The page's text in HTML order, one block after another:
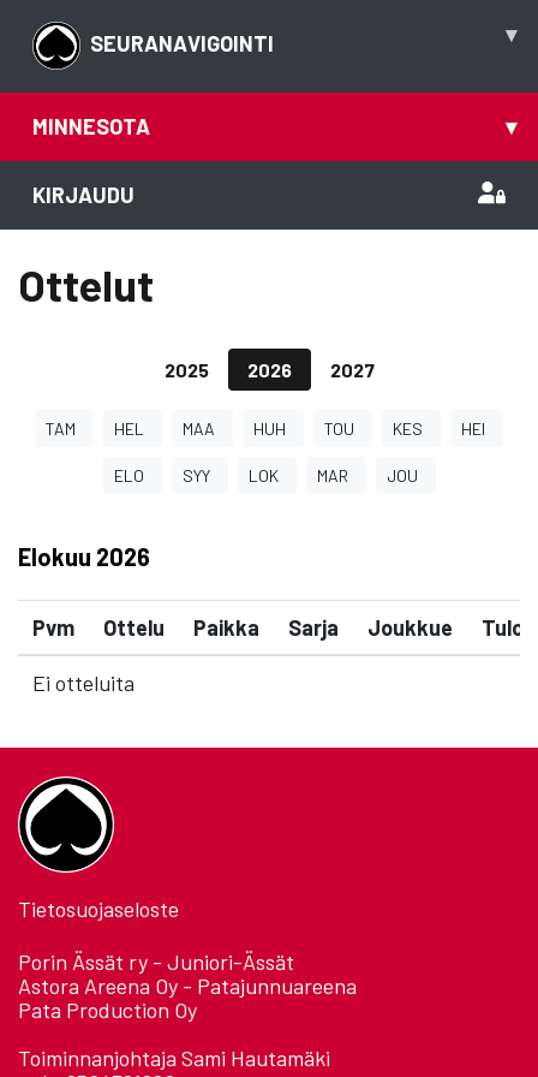
SEURANAVIGOINTI ▾
MINNESOTA ▾
KIRJAUDU
Ottelut
2025 2026 2027
TAM HEL MAA HUH TOU KES HEI
ELO SYY LOK MAR JOU
Elokuu 2026
Pvm Ottelu Paikka Sarja Joukkue Tulos
Ei otteluita
Tietosuojaseloste
Porin Ässät ry - Juniori-Ässät
Astora Areena Oy - Patajunnuareena
Pata Production Oy
Toiminnanjohtaja Sami Hautamäki